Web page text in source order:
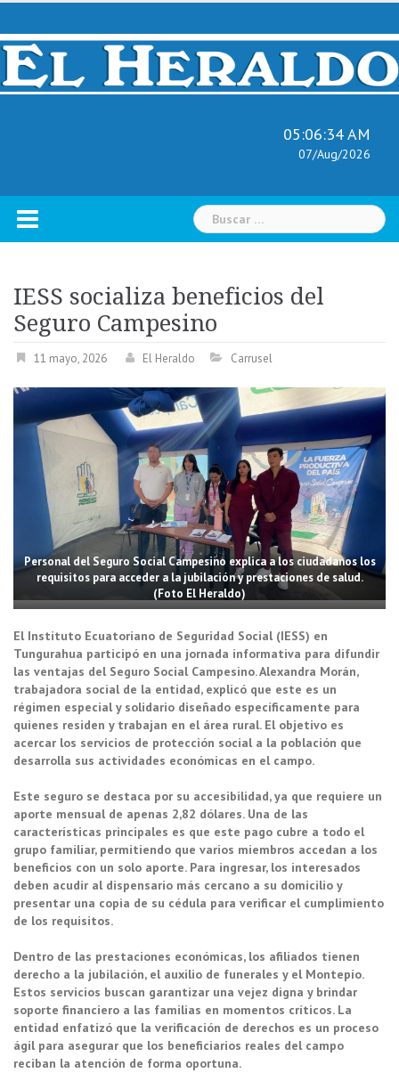
Skip
content
05:06:35 AM
07/Aug/2026
Buscar:
IESS socializa beneficios del
Seguro Campesino
11 mayo, 2026 El Heraldo Carrusel
Personal del Seguro Social Campesino explica a los ciudadanos los
requisitos para acceder a la jubilación y prestaciones de salud.
(Foto El Heraldo)
El Instituto Ecuatoriano de Seguridad Social (IESS) en
Tungurahua participó en una jornada informativa para difundir
las ventajas del Seguro Social Campesino. Alexandra Morán,
trabajadora social de la entidad, explicó que este es un
régimen especial y solidario diseñado específicamente para
quienes residen y trabajan en el área rural. El objetivo es
acercar los servicios de protección social a la población que
desarrolla sus actividades económicas en el campo.
Este seguro se destaca por su accesibilidad, ya que requiere un
aporte mensual de apenas 2,82 dólares. Una de las
características principales es que este pago cubre a todo el
grupo familiar, permitiendo que varios miembros accedan a los
beneficios con un solo aporte. Para ingresar, los interesados
deben acudir al dispensario más cercano a su domicilio y
presentar una copia de su cédula para verificar el cumplimiento
de los requisitos.
Dentro de las prestaciones económicas, los afiliados tienen
derecho a la jubilación, el auxilio de funerales y el Montepío.
Estos servicios buscan garantizar una vejez digna y brindar
soporte financiero a las familias en momentos críticos. La
entidad enfatizó que la verificación de derechos es un proceso
ágil para asegurar que los beneficiarios reales del campo
reciban la atención de forma oportuna.